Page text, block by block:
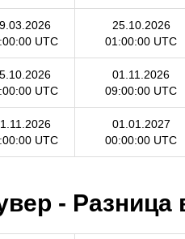
UTC
25.10.2026
01:00:00 UTC
UTC
01.11.2026
09:00:00 UTC
UTC
01.01.2027
00:00:00 UTC
- Разница